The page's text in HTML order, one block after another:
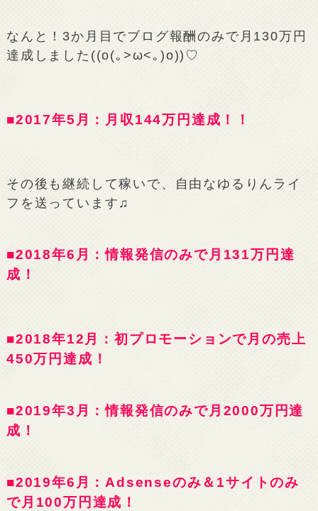
なんと！3か月目でブログ報酬のみで月130万円
達成しました((o(｡>ω<｡)o))♡
■2017年5月：月収144万円達成！！
その後も継続して稼いで、自由なゆるりんライ
フを送っています♫
■2018年6月：情報発信のみで月131万円達
成！
■2018年12月：初プロモーションで月の売上
450万円達成！
■2019年3月：情報発信のみで月2000万円達
成！
■2019年6月：Adsenseのみ＆1サイトのみ
で月100万円達成！